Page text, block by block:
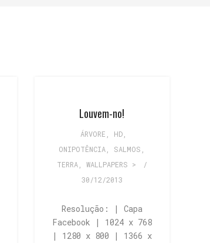
Louvem-no!
ÁRVORE HD,
ONIPOTÊNCIA
SALMOS
TERRA, WALLPAPERS >
/
30/12/2013
Resolução: | Capa
Facebook | 1024 x 768
| 1280 x 800 | 1366 x